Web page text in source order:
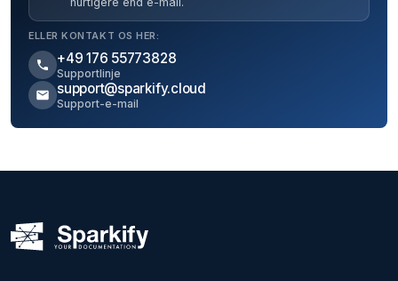
ELLER KONTAKT OS HER:
+49 176 55773828
Supportlinje
support@sparkify.cloud
Support-e-mail